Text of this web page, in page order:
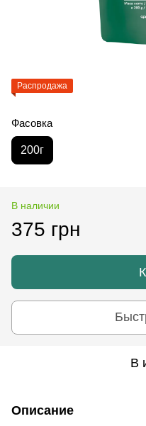
Распродажа
Фасовка
200г
В наличии
375 грн
В
Описание